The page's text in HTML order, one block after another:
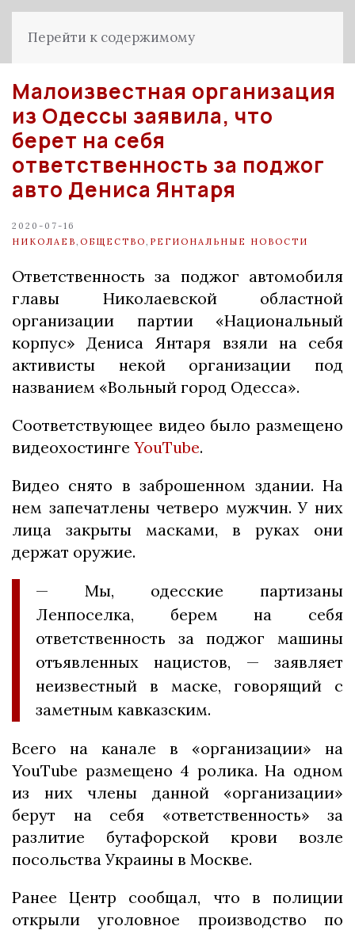
Перейти к содержимому
Малоизвестная организация
из Одессы заявила, что
берет на себя
ответственность за поджог
авто Дениса Янтаря
2020-07-16
НИКОЛАЕВ ОБЩЕСТВО РЕГИОНАЛЬНЫЕ НОВОСТИ
Ответственность за поджог автомобиля
главы Николаевской областной
организации партии «Национальный
корпус» Дениса Янтаря взяли на себя
активисты некой организации под
названием «Вольный город Одесса».
Соответствующее видео было размещено
видеохостинге YouTube.
Видео снято в заброшенном здании. На
нем запечатлены четверо мужчин. У них
лица закрыты масками, в руках они
держат оружие.
— Мы, одесские партизаны
Ленпоселка, берем на себя
ответственность за поджог машины
отъявленных нацистов, — заявляет
неизвестный в маске, говорящий с
заметным кавказским.
Всего на канале в «организации» на
YouTube размещено 4 ролика. На одном
из них члены данной «организации»
берут на себя «ответственность» за
разлитие бутафорской крови возле
посольства Украины в Москве.
Ранее Центр сообщал, что в полиции
открыли уголовное производство по